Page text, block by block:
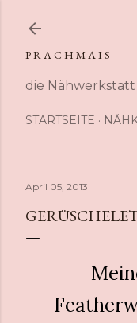
P R A C H M A I S
die Nähwerkstatt
STARTSEITE
April 05, 2013